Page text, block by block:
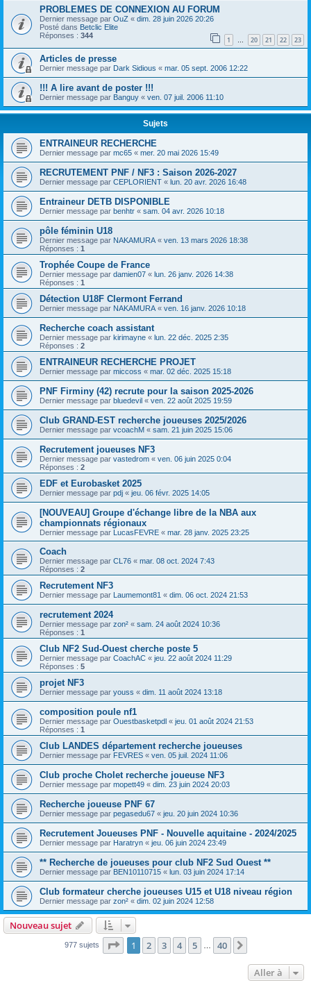
PROBLEMES DE CONNEXION AU FORUM
Dernier message par OuZ « dim. 28 juin 2026 20:26
Posté dans Betclic Elite
Réponses : 344 1 … 20 21 22 23
Articles de presse
Dernier message par Dark Sidious « mar. 05 sept. 2006 12:22
!!! A lire avant de poster !!!
Dernier message par Banguy « ven. 07 juil. 2006 11:10
Sujets
ENTRAINEUR RECHERCHE
Dernier message par mc65 « mer. 20 mai 2026 15:49
RECRUTEMENT PNF / NF3 : Saison 2026-2027
Dernier message par CEPLORIENT « lun. 20 avr. 2026 16:48
Entraineur DETB DISPONIBLE
Dernier message par benhtr « sam. 04 avr. 2026 10:18
pôle féminin U18
Dernier message par NAKAMURA « ven. 13 mars 2026 18:38
Réponses : 1
Trophée Coupe de France
Dernier message par damien07 « lun. 26 janv. 2026 14:38
Réponses : 1
Détection U18F Clermont Ferrand
Dernier message par NAKAMURA « ven. 16 janv. 2026 10:18
Recherche coach assistant
Dernier message par kirimayne « lun. 22 déc. 2025 2:35
Réponses : 2
ENTRAINEUR RECHERCHE PROJET
Dernier message par miccoss « mar. 02 déc. 2025 15:18
PNF Firminy (42) recrute pour la saison 2025-2026
Dernier message par bluedevil « ven. 22 août 2025 19:59
Club GRAND-EST recherche joueuses 2025/2026
Dernier message par vcoachM « sam. 21 juin 2025 15:06
Recrutement joueuses NF3
Dernier message par vastedrom « ven. 06 juin 2025 0:04
Réponses : 2
EDF et Eurobasket 2025
Dernier message par pdj « jeu. 06 févr. 2025 14:05
[NOUVEAU] Groupe d'échange libre de la NBA aux
championnats régionaux
Dernier message par LucasFEVRE « mar. 28 janv. 2025 23:25
Coach
Dernier message par CL76 « mar. 08 oct. 2024 7:43
Réponses : 2
Recrutement NF3
Dernier message par Laumemont81 « dim. 06 oct. 2024 21:53
recrutement 2024
Dernier message par zon² « sam. 24 août 2024 10:36
Réponses : 1
Club NF2 Sud-Ouest cherche poste 5
Dernier message par CoachAC « jeu. 22 août 2024 11:29
Réponses : 5
projet NF3
Dernier message par youss « dim. 11 août 2024 13:18
composition poule nf1
Dernier message par Ouestbasketpdl « jeu. 01 août 2024 21:53
Réponses : 1
Club LANDES département recherche joueuses
Dernier message par FEVRES « ven. 05 juil. 2024 11:06
Club proche Cholet recherche joueuse NF3
Dernier message par mopett49 « dim. 23 juin 2024 20:03
Recherche joueuse PNF 67
Dernier message par pegasedu67 « jeu. 20 juin 2024 10:36
Recrutement Joueuses PNF - Nouvelle aquitaine - 2024/2025
Dernier message par Haratryn « jeu. 06 juin 2024 23:49
** Recherche de joueuses pour club NF2 Sud Ouest **
Dernier message par BEN10110715 « lun. 03 juin 2024 17:14
Club formateur cherche joueuses U15 et U18 niveau région
Dernier message par zon² « dim. 02 juin 2024 12:58
Nouveau sujet
977 sujets Page 1sur40
1 2 3 4 5 40
Aller à